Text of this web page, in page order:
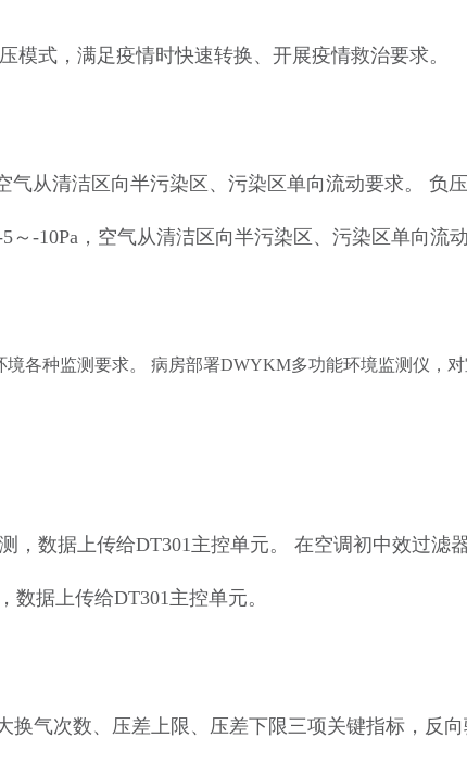
式，满足疫情时快速转换、开展疫情救治要求。
气从清洁区向半污染区、污染区单向流动要求。 负
-10Pa，空气从清洁区向半污染区、污染区单向流动
各种监测要求。 病房部署DWYKM多功能环境监测仪，
，数据上传给DT301主控单元。 在空调初中效过滤
数据上传给DT301主控单元。
换气次数、压差上限、压差下限三项关键指标，反